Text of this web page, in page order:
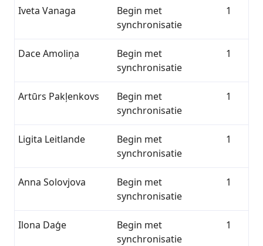
Iveta Vanaga
Begin met
synchronisatie
1
Dace Amoliņa
Begin met
synchronisatie
1
Artūrs Pakļenkovs
Begin met
synchronisatie
1
Ligita Leitlande
Begin met
synchronisatie
1
Anna Solovjova
Begin met
synchronisatie
1
Ilona Daģe
Begin met
synchronisatie
1